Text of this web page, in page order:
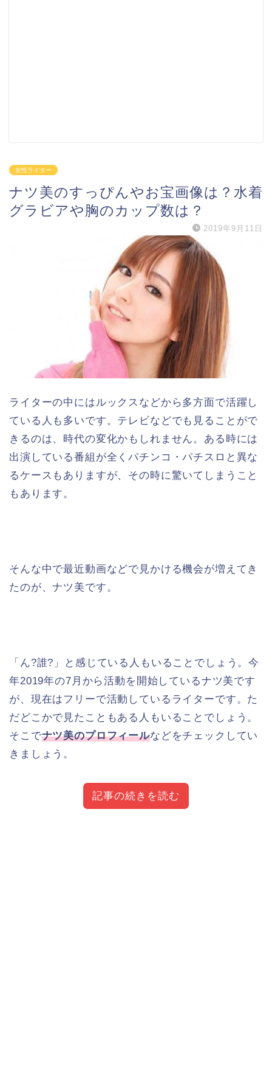
女性ライター
ナツ美のすっぴんやお宝画像は？水着
グラビアや胸のカップ数は？
2019年9月11日
ライターの中にはルックスなどから多方面で活躍し
ている人も多いです。テレビなどでも見ることがで
きるのは、時代の変化かもしれません。ある時には
出演している番組が全くパチンコ・パチスロと異な
るケースもありますが、その時に驚いてしまうこと
もあります。
そんな中で最近動画などで見かける機会が増えてき
たのが、ナツ美です。
「ん?誰?」と感じている人もいることでしょう。今
年2019年の7月から活動を開始しているナツ美です
が、現在はフリーで活動しているライターです。た
だどこかで見たこともある人もいることでしょう。
そこでナツ美のプロフィールなどをチェックしてい
きましょう。
記事の続きを読む